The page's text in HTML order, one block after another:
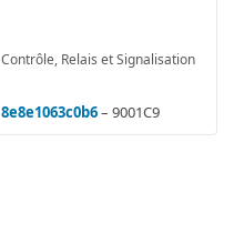
Contrôle, Relais et Signalisation
8e8e1063c0b6– 9001C9